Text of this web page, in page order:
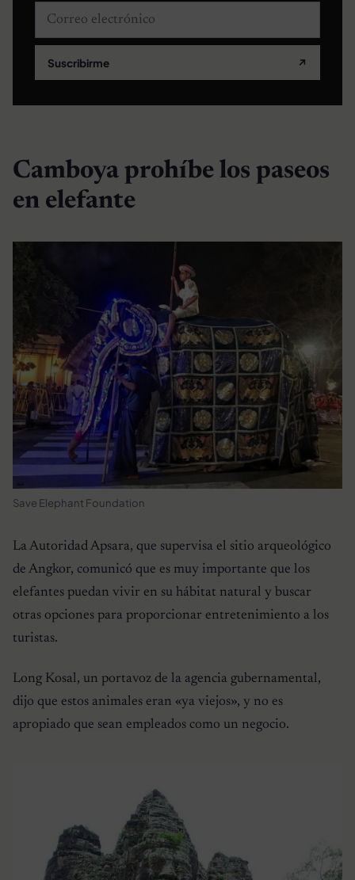
Correo electrónico
Suscribirme ↗
Camboya prohíbe los paseos
en elefante
Save Elephant Foundation
La Autoridad Apsara, que supervisa el sitio arqueológico
de Angkor, comunicó que es muy importante que los
elefantes puedan vivir en su hábitat natural y buscar
otras opciones para proporcionar entretenimiento a los
turistas.
Long Kosal, un portavoz de la agencia gubernamental,
dijo que estos animales eran «ya viejos», y no es
apropiado que sean empleados como un negocio.